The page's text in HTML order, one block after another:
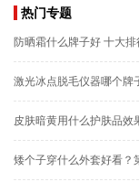
热门专题
防晒霜什么牌子好 十大
激光冰点脱毛仪器哪个牌
皮肤暗黄用什么护肤品效
矮个子穿什么外套好看？